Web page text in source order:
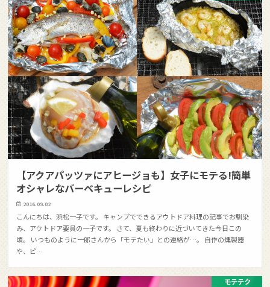
【アクアパッツァにアヒージョも】女子にモテる!簡単
オシャレなバーベキューレシピ
2016.09.02
こんにちは、浜松一子です。 キャンプでできるアウトドア料理の記事でお馴染
み、アウトドア要員の一子です。 さて、夏も終わりに近づいてきた今日この
頃。 いつものように一郎さんから「モテたい」との連絡が…。 自作の燻製器
や、ピ…
モテテク